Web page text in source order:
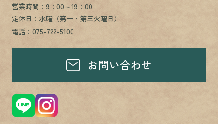
営業時間：9：00～19：00
定休日：水曜（第一・第三火曜日）
電話：075-722-5100
お問い合わせ